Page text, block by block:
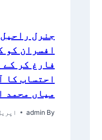
جنرل
افسران کو
فارغ کر کے
احتساب کا
میاں محمد
By
admin اپریل 27,